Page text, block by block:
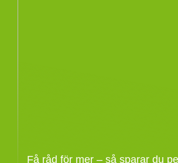
Få råd för mer – så sparar du